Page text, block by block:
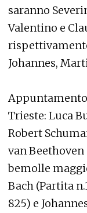
saranno
Valentino e
Johannes,
Trieste: Luca
Robert
van Beethoven
bemolle
Bach (Partita
825) e